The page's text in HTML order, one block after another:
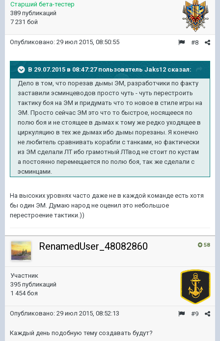
Старший бета-тестер
389 публикаций
7 231 бой
#8
Опубликовано: 29 июл 2015, 08:50:55
В 29.07.2015 в 08:47:27 пользователь Jaks12 сказал:
Дело в том, что порезав дымы ЭМ, разработчики по факту
заставили эсминцеводов просто чуть - чуть перестроить
тактику боя на ЭМ и придумать что то новое в стиле игры на
ЭМ. Просто сейчас ЭМ это что то быстрое, носящееся по
полю боя и не стоящее в дымах к тому же редко уходящее в
циркуляцию в тех же дымах ибо дымы порезаны. Я конечно
не любитель сравнивать корабли с танками, но фактически
из ЭМ сделали ЛТ ибо грамотный ЛТвод не стоит по кустам
а постоянно перемещается по полю боя, так же сделали с
эсминцами.
На высоких уровнях часто даже не в каждой команде есть хотя
бы один ЭМ. Думаю народ не оценил это небольшое
перестроение тактики.))
58
RenamedUser_48082860
Участник
395 публикаций
1 454 боя
#9
Опубликовано: 29 июл 2015, 08:52:13
Каждый день подобную тему создавать будут?